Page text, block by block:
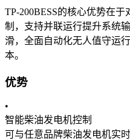
TP-200BESS的核心优势在
制，支持并联运行提升系统
滑，全面自动化无人值守运
本。
优势
•
智能柴油发电机控制
可与任意品牌柴油发电机实